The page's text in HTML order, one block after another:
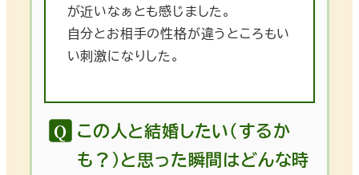
が近いなぁとも感じました。
自分とお相手の性格が違うところもい
い刺激になりした。
この人と結婚したい（するか
も？）と思った瞬間はどんな時